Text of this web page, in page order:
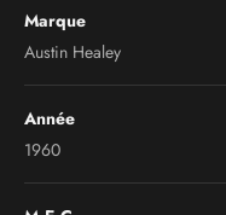
Marque
Austin Healey
Année
1960